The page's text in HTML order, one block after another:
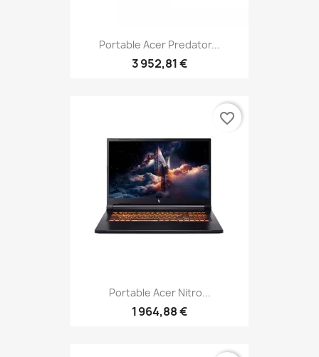
Portable Acer Predator...
3 952,81 €
Portable Acer Nitro...
1 964,88 €
favorite_border